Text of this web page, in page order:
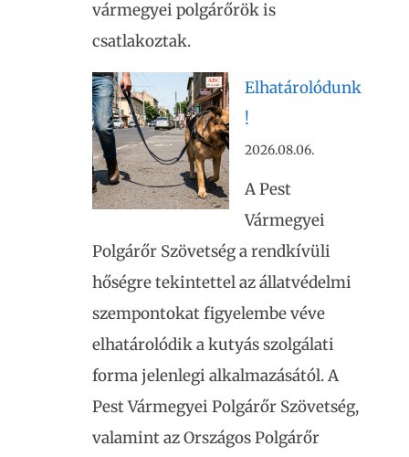
vármegyei polgárőrök is
csatlakoztak.
Elhatárolódunk
!
2026.08.06.
A Pest
Vármegyei
Polgárőr Szövetség a rendkívüli
hőségre tekintettel az állatvédelmi
szempontokat figyelembe véve
elhatárolódik a kutyás szolgálati
forma jelenlegi alkalmazásától. A
Pest Vármegyei Polgárőr Szövetség,
valamint az Országos Polgárőr